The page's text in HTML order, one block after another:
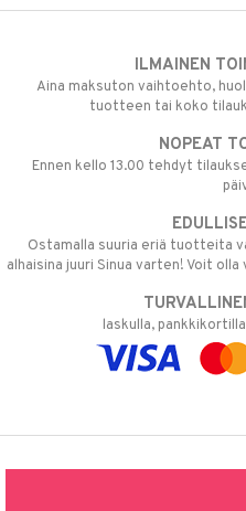
ILMAINEN
Aina maksuton vaihtoehto,
tuotteen tai koko
NOPEAT
Ennen kello 13.00 tehdyt
Ostamalla suuria eriä tuotteita
alhaisina juuri Sinua varten! Voit
laskulla,